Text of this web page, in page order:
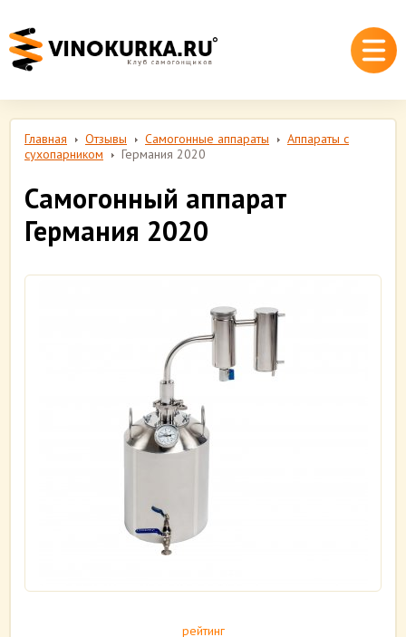
Главная Отзывы Самогонные аппараты
Аппараты с
сухопарником
Германия 2020
Самогонный аппарат
Германия 2020
рейтинг